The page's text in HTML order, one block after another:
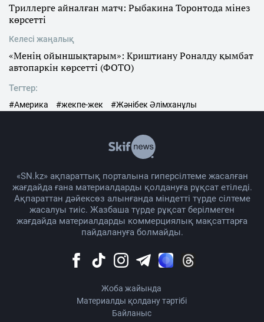
Триллерге айналған матч: Рыбакина Торонтода мінез
көрсетті
Келесі жаңалық
«Менің ойыншықтарым»: Криштиану Роналду қымбат
автопаркін көрсетті (ФОТО)
Тегтер:
#Америка #жекпе-жек #Жәнібек Әлімханұлы
«SN.kz» ақпараттық порталына гиперсілтеме жасалған
жағдайда ғана материалдарды қолдануға рұқсат етіледі.
Ақпараттан дәйексөз алынғанда міндетті түрде сілтеме
жасалуы тиіс. Жазбаша түрде рұқсат берілмеген
жағдайда материалдарды коммерциялық мақсаттарға
пайдалануға болмайды.
Жоба жайында
Материалды қолдану тәртібі
Байланыс